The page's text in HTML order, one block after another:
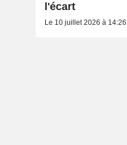
l'écart
Le 10 juillet 2026 à 14:26